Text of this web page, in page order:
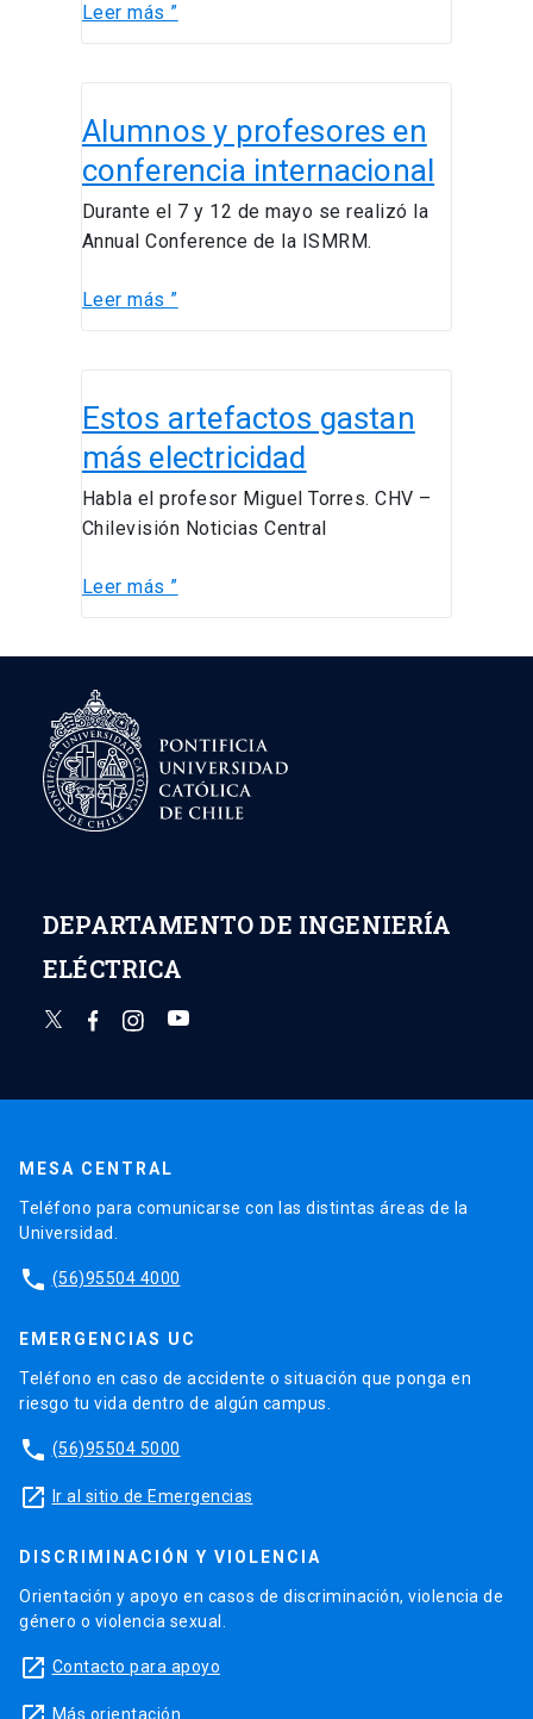
de
Leer más ”
Alumnos y profesores en
conferencia internacional
Durante el 7 y 12 de mayo se realizó la
Annual Conference de la ISMRM.
y
profesores
en
conferencia
internacional
Leer más ”
Estos artefactos gastan
más electricidad
Habla el profesor Miguel Torres. CHV –
Chilevisión Noticias Central
artefactos
gastan
más
electricidad
Leer más ”
DEPARTAMENTO DE INGENIERÍA
ELÉCTRICA
MESA CENTRAL
Teléfono para comunicarse con las distintas áreas de la
Universidad.
phone (56)95504 4000
EMERGENCIAS UC
Teléfono en caso de accidente o situación que ponga en
riesgo tu vida dentro de algún campus.
phone (56)95504 5000
launch Ir al sitio de Emergencias
DISCRIMINACIÓN Y VIOLENCIA
Orientación y apoyo en casos de discriminación, violencia de
género o violencia sexual.
launch Contacto para apoyo
Más orientación